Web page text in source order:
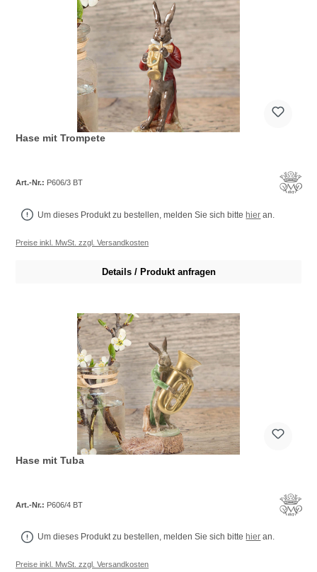
Hase mit Trompete
Art.-Nr.: P606/3 BT
Um dieses Produkt zu bestellen, melden Sie sich bittehier an.
Preise inkl. MwSt. zzgl. Versandkosten
Details / Produkt anfragen
Hase mit Tuba
Art.-Nr.: P606/4 BT
Um dieses Produkt zu bestellen, melden Sie sich bitte hier an.
Preise inkl. MwSt. zzgl. Versandkosten